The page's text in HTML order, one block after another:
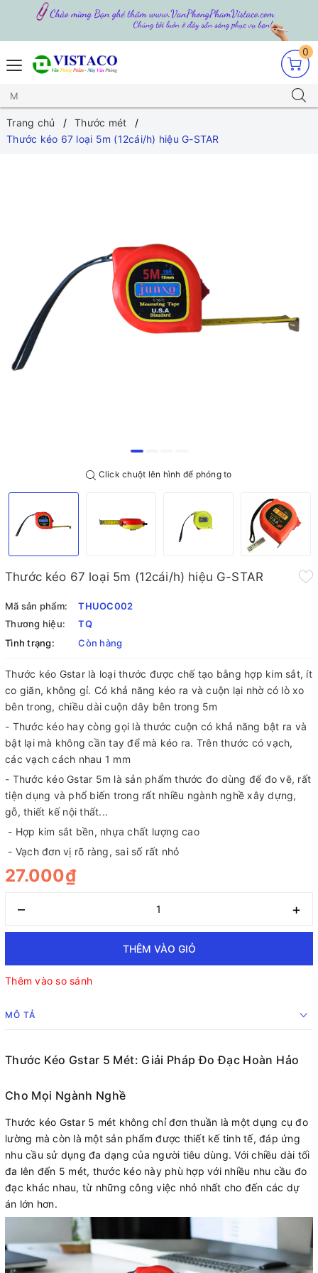
0
Trang chủ
Thước mét
Thước kéo 67 loại 5m (12cái/h) hiệu G-STAR
Click chuột lên hình để phóng to
Thước kéo 67 loại 5m (12cái/h) hiệu G-STAR
Mã sản phẩm:
THUOC002
Thương hiệu:
TQ
Tình trạng:
Còn hàng
Thước kéo Gstar là loại thước được chế tạo bằng hợp kim sắt, ít
co giãn, không gỉ. Có khả năng kéo ra và cuộn lại nhờ có lò xo
bên trong, chiều dài cuộn dây bên trong 5m
- Thước kéo hay còng gọi là thước cuộn có khả năng bật ra và
bật lại mà không cần tay để mà kéo ra. Trên thước có vạch,
các vạch cách nhau 1 mm
- Thước kéo Gstar 5m là sản phẩm thước đo dùng để đo vẽ, rất
tiện dụng và phổ biến trong rất nhiều ngành nghề xây dựng,
gỗ, thiết kế nội thất...
- Hợp kim sắt bền, nhựa chất lượng cao
- Vạch đơn vị rõ ràng, sai số rất nhỏ
27.000₫
– +
THÊM VÀO GIỎ
Thêm vào so sánh
MÔ TẢ
Thước Kéo Gstar 5 Mét: Giải Pháp Đo Đạc Hoàn Hảo
Cho Mọi Ngành Nghề
Thước kéo Gstar 5 mét không chỉ đơn thuần là một dụng cụ đo
lường mà còn là một sản phẩm được thiết kế tinh tế, đáp ứng
nhu cầu sử dụng đa dạng của người tiêu dùng. Với chiều dài tối
đa lên đến 5 mét, thước kéo này phù hợp với nhiều nhu cầu đo
đạc khác nhau, từ những công việc nhỏ nhất cho đến các dự
án lớn hơn.